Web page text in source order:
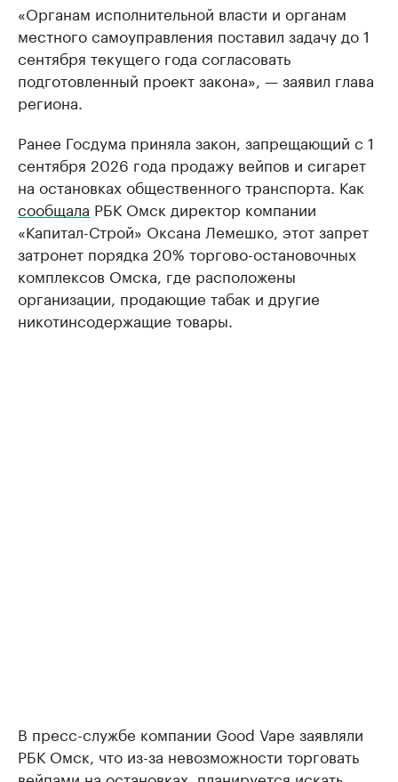
«Органам исполнительной власти и органам
местного самоуправления поставил задачу до 1
сентября текущего года согласовать
подготовленный проект закона», — заявил глава
региона.
Ранее Госдума приняла закон, запрещающий с 1
сентября 2026 года продажу вейпов и сигарет
на остановках общественного транспорта. Как
сообщала РБК Омск директор компании
«Капитал-Строй» Оксана Лемешко, этот запрет
затронет порядка 20% торгово-остановочных
комплексов Омска, где расположены
организации, продающие табак и другие
никотинсодержащие товары.
В пресс-службе компании Good Vape заявляли
РБК Омск, что из-за невозможности торговать